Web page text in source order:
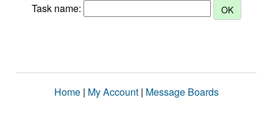
Task name:
Home | My Account | Message Boards